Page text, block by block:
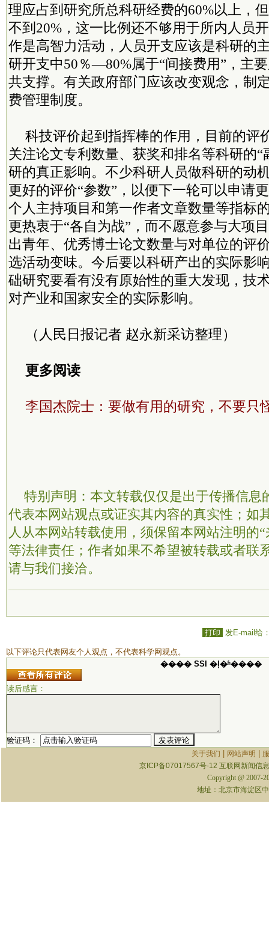
理应占到研究所总科研经费的60%以上，
不到20%，这一比例还不够用于所内人员
作是高智力活动，人员开支应该是科研的
研开支中50％—80%属于“间接费用”，主
共支撑。有关政府部门应该改变观念，制
费管理制度。
科技评价起到指挥棒的作用，目前的评
关注论文专利数量、获奖和排名等科研的“
研的真正影响。不少科研人员做科研的动
更好的评价“参数”，以便下一轮可以申请
个人主持项目和第一作者文章数量等指标
更热衷于“各自为战”，而不愿意参与大项
出青年、优秀博士论文数量与对单位的评
选活动变味。今后要以科研产出的实际影
础研究要看有没有原始性的重大发现，技
对产业和国家安全的实际影响。
（人民日报记者 赵永新采访整理）
更多阅读
李国杰院士：要做有用的研究，不要只
特别声明：本文转载仅仅是出于传播信息
代表本网站观点或证实其内容的真实性；如
人从本网站转载使用，须保留本网站注明的
等法律责任；作者如果不希望被转载或者联
请与我们接洽。
打印 发E-mail给
以下评论只代表网友个人观点，不代表科学网观点。
���� SSI �ļ�ʱ����
读后感言：
验证码：
关于我们 | 网站声明 |
京ICP备07017567号-12 互联网新闻信
Copyright @ 2007-
地址：北京市海淀区